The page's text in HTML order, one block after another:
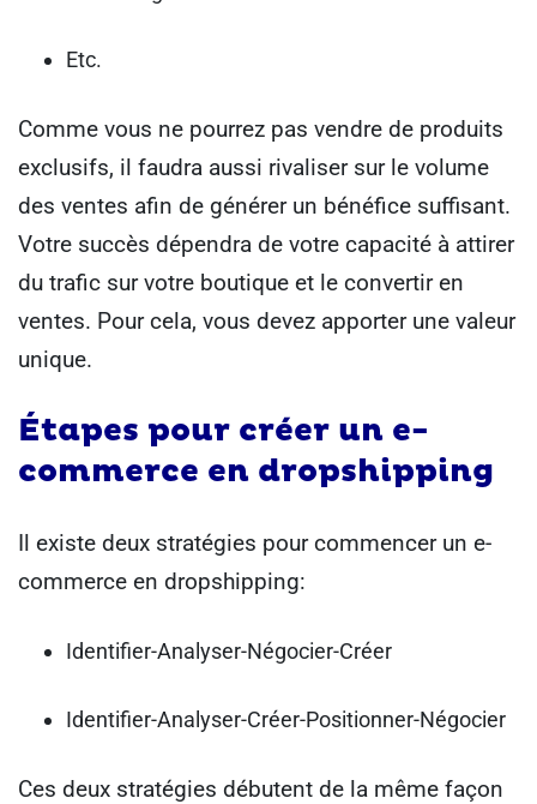
Etc.
Comme vous ne pourrez pas vendre de produits
exclusifs, il faudra aussi rivaliser sur le volume
des ventes afin de générer un bénéfice suffisant.
Votre succès dépendra de votre capacité à attirer
du trafic sur votre boutique et le convertir en
ventes. Pour cela, vous devez apporter une valeur
unique.
Étapes pour créer un e-
commerce en dropshipping
Il existe deux stratégies pour commencer un e-
commerce en dropshipping:
Identifier-Analyser-Négocier-Créer
Identifier-Analyser-Créer-Positionner-Négocier
Ces deux stratégies débutent de la même façon